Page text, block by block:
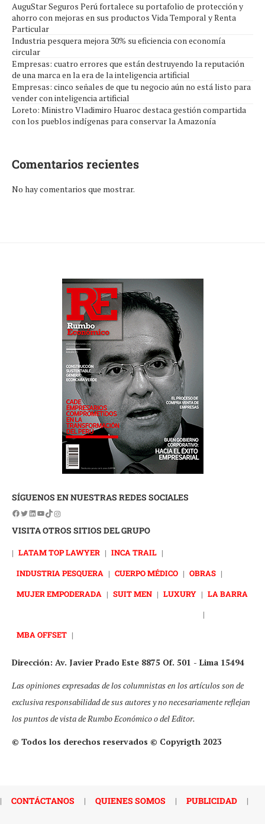
AuguStar Seguros Perú fortalece su portafolio de protección y
ahorro con mejoras en sus productos Vida Temporal y Renta
Particular
Industria pesquera mejora 30% su eficiencia con economía
circular
Empresas: cuatro errores que están destruyendo la reputación
de una marca en la era de la inteligencia artificial
Empresas: cinco señales de que tu negocio aún no está listo para
vender con inteligencia artificial
Loreto: Ministro Vladimiro Huaroc destaca gestión compartida
con los pueblos indígenas para conservar la Amazonía
Comentarios recientes
No hay comentarios que mostrar.
SÍGUENOS EN NUESTRAS REDES SOCIALES
VISITA OTROS SITIOS DEL GRUPO
| LATAM TOP LAWYER | INCA TRAIL |
INDUSTRIA PESQUERA | CUERPO MÉDICO | OBRAS |
MUJER EMPODERADA | SUIT MEN | LUXURY | LA BARRA
|
MBA OFFSET |
Dirección: Av. Javier Prado Este 8875 Of. 501 - Lima 15494
Las opiniones expresadas de los columnistas en los artículos son de
exclusiva responsabilidad de sus autores y no necesariamente reflejan
los puntos de vista de Rumbo Económico o del Editor.
© Todos los derechos reservados © Copyrigth 2023
| CONTÁCTANOS | QUIENES SOMOS | PUBLICIDAD |